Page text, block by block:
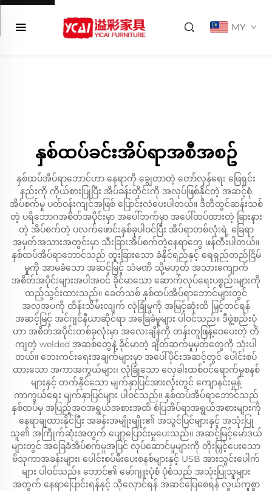
MY
နှစ်ထပ်ခင်းအိပ်ရာအစီအစဥ်
နှစ်ထပ်အိပ်ရာဘောင်ဟာ နေရာကို ချွေတာတဲ့ တော်လှန်ရေး ဖြေရှင်း
နည်းကို ကိုယ်စားပြုပြီး အိပ်ခန်းတိုင်းကို အလုပ်ဖြစ်နိုင်တဲ့ အဆင့်စုံ
အိပ်စက်မှု ပတ်ဝန်းကျင်အဖြစ် ပြောင်းလဲပေးပါတယ်။ ဒီတီထွင်ဆန်းသစ်
တဲ့ ပရိဘောဂအစိတ်အပိုင်းမှာ အပေါ်ဘက်မှာ အပေါ်ထပ်ထားတဲ့ ခြားနား
တဲ့ အိပ်စက်တဲ့ ပလက်ဖောင်းနှစ်ခုပါဝင်ပြီး အိပ်ရာတစ်လုံးရဲ့ ခြေရာ
အမှတ်အသားအတွင်းမှာ သီးခြားအိပ်စက်တဲ့နေရာတွေ ဖန်တီးပါတယ်။
နှစ်ထပ်အိပ်ရာဘောင်သည် ထူးခြားသော ခံနိုင်ရည်နှင့် ရေရှည်တည်ငြိမ်
မှုကို အာမခံသော အဆင့်မြင့် သံမဏိ သို့မဟုတ် အသားကျောက်
အစိတ်အပိုင်းများအပါအဝင် ခိုင်မာသော ဆောက်လုပ်ရေးပစ္စည်းများကို
ထည့်သွင်းထားသည်။ ခေတ်သစ် နှစ်ထပ်အိပ်ရာဘောင်များတွင်
အလှအပကို ထိန်းသိမ်းလျက် လုံခြုံမှုကို အမြင့်ဆုံးထိ မြှင့်တင်ရန်
အဆင့်မြင့် အင်ဂျင်နီယာဆိုင်ရာ အခြေခံမူများ ပါဝင်သည်။ ဒီဖွဲ့စည်းပုံ
ဟာ အစိတ်အပိုင်းတစ်ခုလုံးမှာ အလေးချိန်ကို တန်းတူဖြန့်ဝေပေးတဲ့ တိ
ကျတဲ့ welded အဆစ်တွေနဲ့ ခိုင်မာတဲ့ ချိတ်ဆက်မှုမှတ်တွေကို သုံးပါ
တယ်။ ဘေးကင်းရေးအချက်များမှာ အပေါ်ပိုင်းအဆင့်တွင် ပေါင်းစပ်
ထားသော အကာအကွယ်များ၊ လုံခြုံသော လှေခါးထစ်ဝင်ရောက်မှုစနစ်
များနှင့် တက်နိုင်သော မျက်နှာပြင်အားလုံးတွင် ကျောနင်းမှုန့်
ကာကွယ်ရေး မျက်နှာပြင်များ ပါဝင်သည်။ နှစ်ထပ်အိပ်ရာဘောင်သည်
နှစ်ထပ်မှ အပြည့်အဝအရွယ်အစားအထိ စံပြအိပ်ရာအရွယ်အစားများကို
နေရာချထားနိုင်ပြီး အခန်းအမျိုးမျိုး၏ အသွင်ပြင်များနှင့် အသုံးပြု
သူ၏ အကြိုက်ဆုံးအတွက် ပျော့ပြောင်းမှုပေးသည်။ အဆင့်မြင့်မော်ဒယ်
များတွင် အခြေခံအိပ်စက်မှုအပြင် လုပ်ဆောင်မှုများကို တိုးမြှင့်ပေးသော
ဗိသုကာအခန်းများ၊ ပေါင်းစပ်မီးပေးစနစ်များနှင့် USB အားသွင်းပေါက်
များ ပါဝင်သည်။ ဘောင်၏ မော်ဂျူးပုံစံ ပုံစံသည် အသုံးပြုသူများ
အတွက် နေရာပြောင်းရန်နှင့် သိုလှောင်ရန် အဆင်ပြေစေရန် လွယ်ကူစွာ